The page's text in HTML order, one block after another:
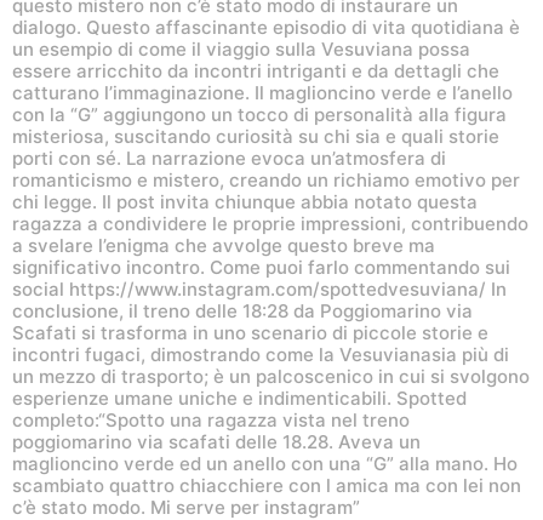
questo mistero non c’è stato modo di instaurare un
dialogo. Questo affascinante episodio di vita quotidiana è
un esempio di come il viaggio sulla Vesuviana possa
essere arricchito da incontri intriganti e da dettagli che
catturano l’immaginazione. Il maglioncino verde e l’anello
con la “G” aggiungono un tocco di personalità alla figura
misteriosa, suscitando curiosità su chi sia e quali storie
porti con sé. La narrazione evoca un’atmosfera di
romanticismo e mistero, creando un richiamo emotivo per
chi legge. Il post invita chiunque abbia notato questa
ragazza a condividere le proprie impressioni, contribuendo
a svelare l’enigma che avvolge questo breve ma
significativo incontro. Come puoi farlo commentando sui
social https://www.instagram.com/spottedvesuviana/ In
conclusione, il treno delle 18:28 da Poggiomarino via
Scafati si trasforma in uno scenario di piccole storie e
incontri fugaci, dimostrando come la Vesuvianasia più di
un mezzo di trasporto; è un palcoscenico in cui si svolgono
esperienze umane uniche e indimenticabili. Spotted
completo:“Spotto una ragazza vista nel treno
poggiomarino via scafati delle 18.28. Aveva un
maglioncino verde ed un anello con una “G” alla mano. Ho
scambiato quattro chiacchiere con l amica ma con lei non
c’è stato modo. Mi serve per instagram”